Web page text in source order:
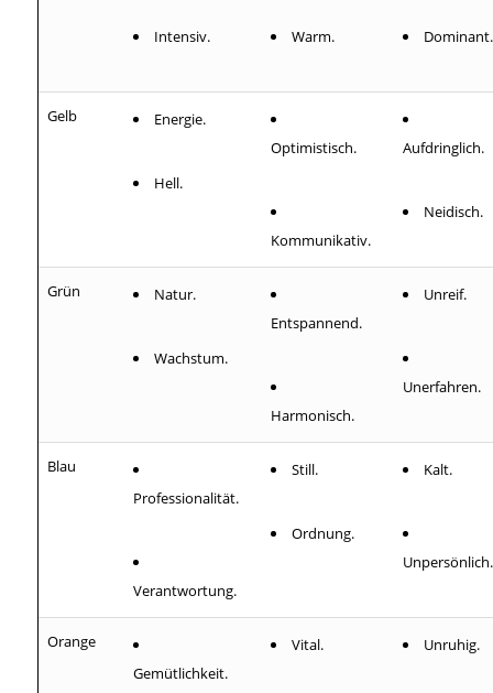
Intensiv. Warm. Dominant.
Gelb Energie.
Hell.
Optimistisch.
Kommunikativ.
Aufdringlich.
Neidisch.
Grün Natur.
Wachstum.
Entspannend.
Harmonisch.
Unreif.
Unerfahren.
Blau
Professionalität.
Verantwortung.
Still.
Ordnung.
Kalt.
Unpersönlich.
Orange
Gemütlichkeit.
Vital. Unruhig.